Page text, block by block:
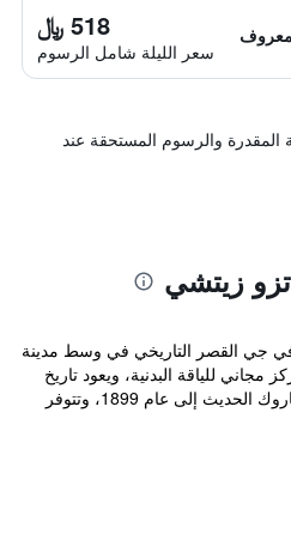
معروف 518 ﷼
سعر الليلة شامل الرسوم
والرسوم المستحقة عند
زيتشي
جي القصر التاريخي في وسط مدينة
للياقة البدنية، ويعود تاريخ
هذا القصر المصمم على طراز الباروك الحديث إلى عام 1899، وتتوفر